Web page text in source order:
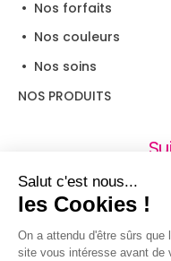
Nos forfaits
Nos couleurs
Nos soins
NOS PRODUITS
Salut c'est nous...
les Cookies !
On a attendu d'être sûrs que
site vous intéresse avant de